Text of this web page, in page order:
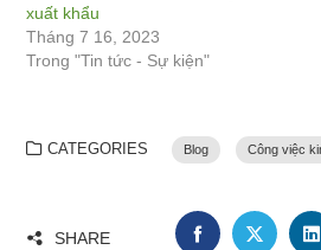
xuất khẩu
Tháng 7 16, 2023
Trong "Tin tức - Sự kiện"
CATEGORIES Blog Công việc
SHARE FACEBOOK